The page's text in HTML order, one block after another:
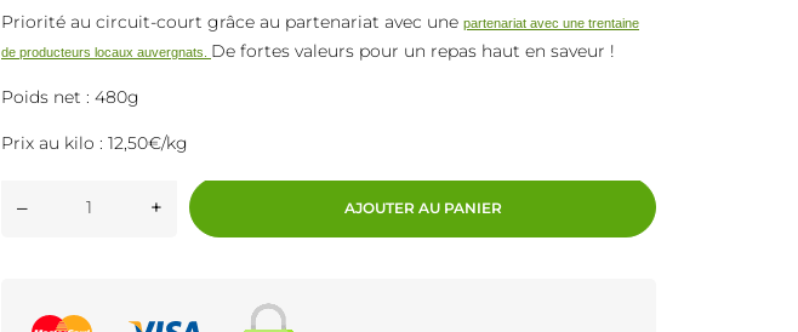
Priorité au circuit-court grâce au partenariat avec une partenariat avec une trentaine
de producteurs locaux auvergnats. De fortes valeurs pour un repas haut en saveur !
Poids net : 480g
Prix au kilo : 12,50€/kg
– + AJOUTER AU PANIER